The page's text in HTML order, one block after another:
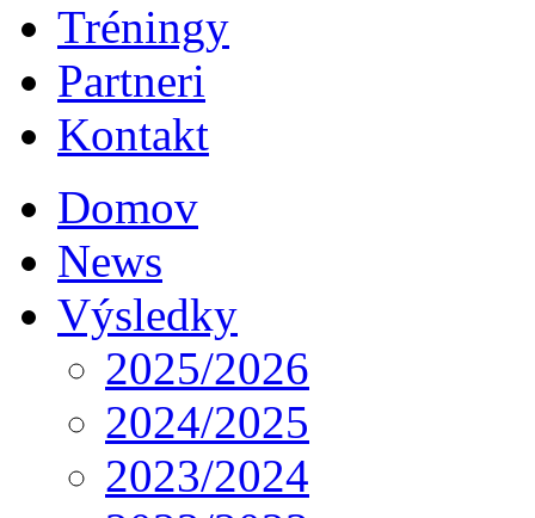
Tréningy
Partneri
Kontakt
Domov
News
Výsledky
2025/2026
2024/2025
2023/2024